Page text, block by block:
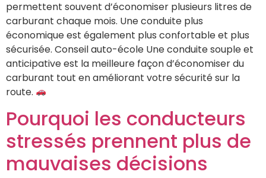
permettent souvent d’économiser plusieurs litres de
carburant chaque mois. Une conduite plus
économique est également plus confortable et plus
sécurisée. Conseil auto-école Une conduite souple et
anticipative est la meilleure façon d’économiser du
carburant tout en améliorant votre sécurité sur la
route.
Pourquoi les conducteurs
stressés prennent plus de
mauvaises décisions